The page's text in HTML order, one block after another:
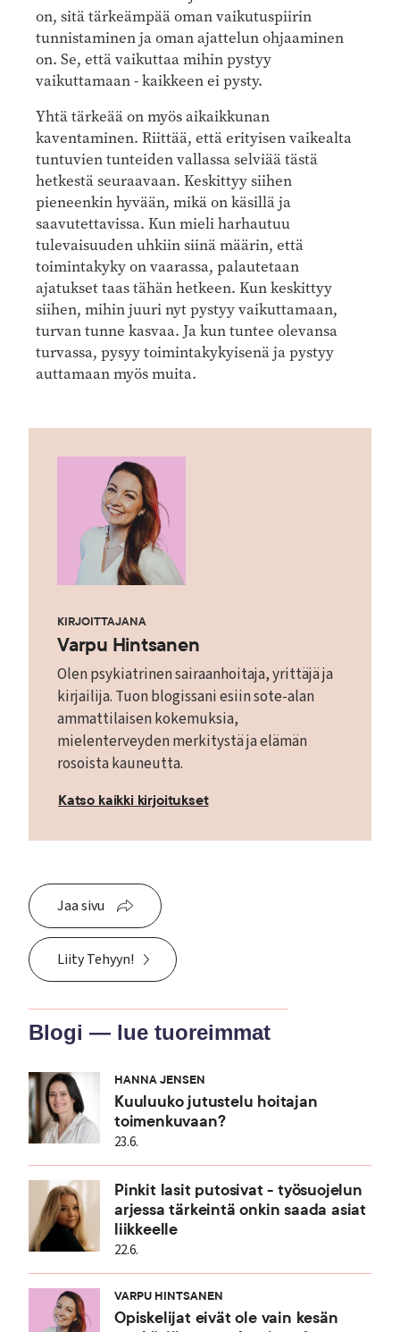
on, sitä tärkeämpää oman vaikutuspiirin
tunnistaminen ja oman ajattelun ohjaaminen
on. Se, että vaikuttaa mihin pystyy
vaikuttamaan - kaikkeen ei pysty.
Yhtä tärkeää on myös aikaikkunan
kaventaminen. Riittää, että erityisen vaikealta
tuntuvien tunteiden vallassa selviää tästä
hetkestä seuraavaan. Keskittyy siihen
pieneenkin hyvään, mikä on käsillä ja
saavutettavissa. Kun mieli harhautuu
tulevaisuuden uhkiin siinä määrin, että
toimintakyky on vaarassa, palautetaan
ajatukset taas tähän hetkeen. Kun keskittyy
siihen, mihin juuri nyt pystyy vaikuttamaan,
turvan tunne kasvaa. Ja kun tuntee olevansa
turvassa, pysyy toimintakykyisenä ja pystyy
auttamaan myös muita.
KIRJOITTAJANA
Varpu Hintsanen
Olen psykiatrinen sairaanhoitaja, yrittäjä ja
kirjailija. Tuon blogissani esiin sote-alan
ammattilaisen kokemuksia,
mielenterveyden merkitystä ja elämän
rosoista kauneutta.
Katso kaikki kirjoitukset
Jaa sivu
Liity Tehyyn!
Blogi — lue tuoreimmat
HANNA JENSEN
Kuuluuko jutustelu hoitajan
toimenkuvaan?
23.6.
Pinkit lasit putosivat - työsuojelun
arjessa tärkeintä onkin saada asiat
liikkeelle
22.6.
VARPU HINTSANEN
Opiskelijat eivät ole vain kesän